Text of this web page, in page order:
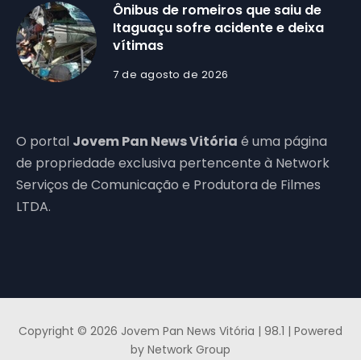
Ônibus de romeiros que saiu de
Itaguaçu sofre acidente e deixa
vítimas
7 de agosto de 2026
O portal Jovem Pan News Vitória é uma página
de propriedade exclusiva pertencente à Network
Serviços de Comunicação e Produtora de Filmes
LTDA.
Copyright © 2026 Jovem Pan News Vitória | 98.1 | Powered
by Network Group